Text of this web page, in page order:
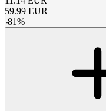
59.99 EUR
-81%